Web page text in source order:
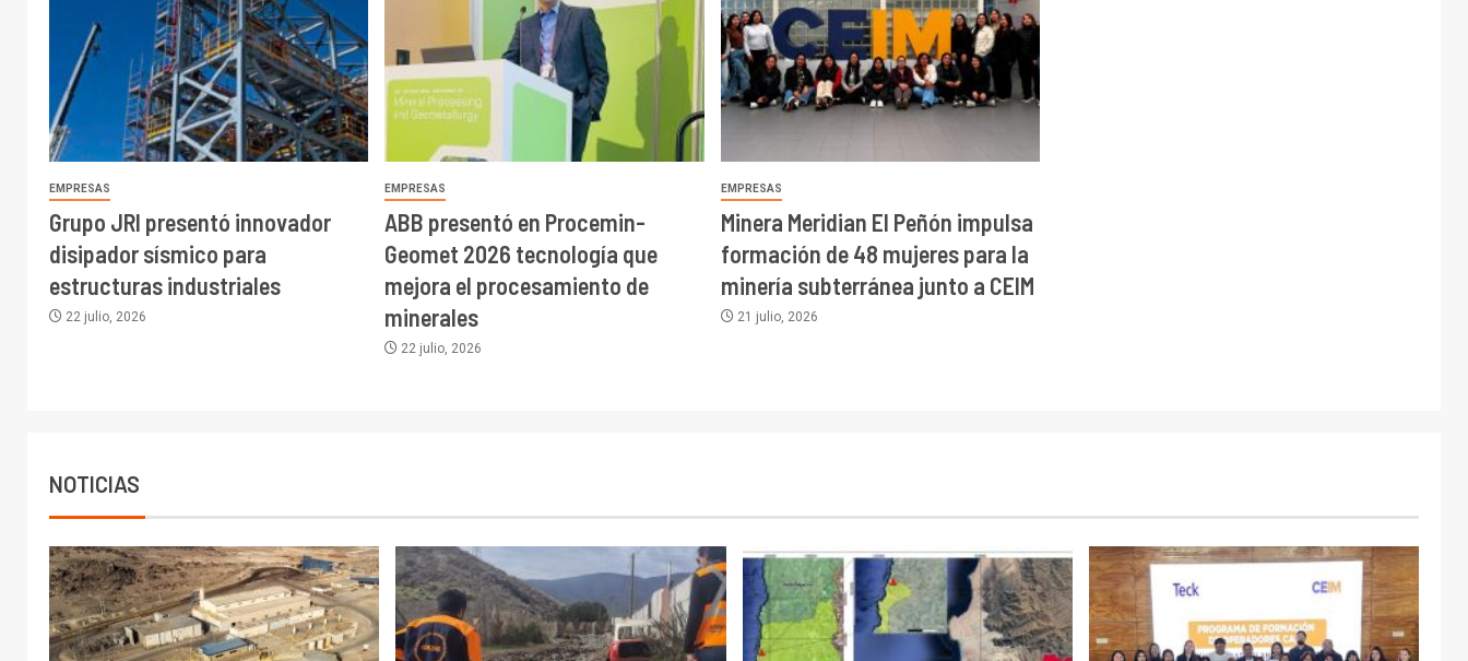
EMPRESAS
Grupo JRI presentó innovador
disipador sísmico para
estructuras industriales
22 julio, 2026
EMPRESAS
ABB presentó en Procemin-
Geomet 2026 tecnología que
mejora el procesamiento de
minerales
22 julio, 2026
EMPRESAS
Minera Meridian El Peñón impulsa
formación de 48 mujeres para la
minería subterránea junto a CEIM
21 julio, 2026
NOTICIAS